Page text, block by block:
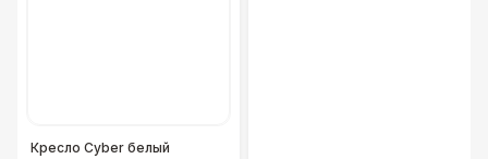
Кресло Cyber белый